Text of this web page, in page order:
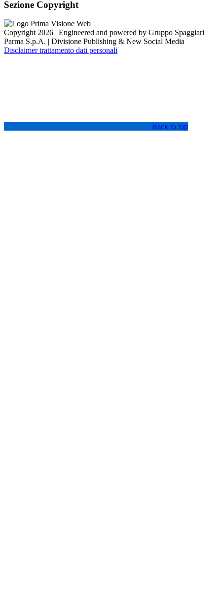
Sezione Copyright
Copyright 2026 | Engineered and powered by Gruppo Spaggiari
Parma S.p.A. | Divisione Publishing & New Social Media
Disclaimer trattamento dati personali
Back to top